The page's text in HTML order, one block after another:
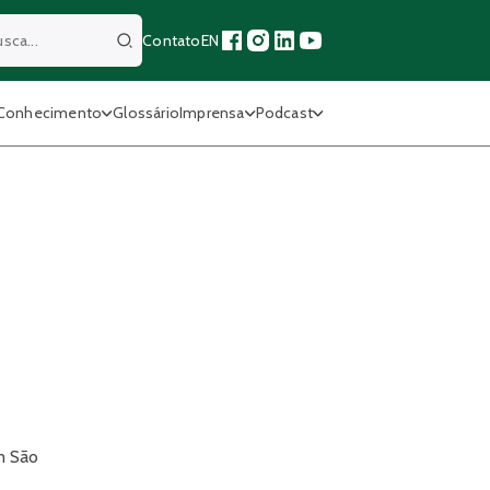
BuscarContatoEN
GlossárioImprensa Podcast
São